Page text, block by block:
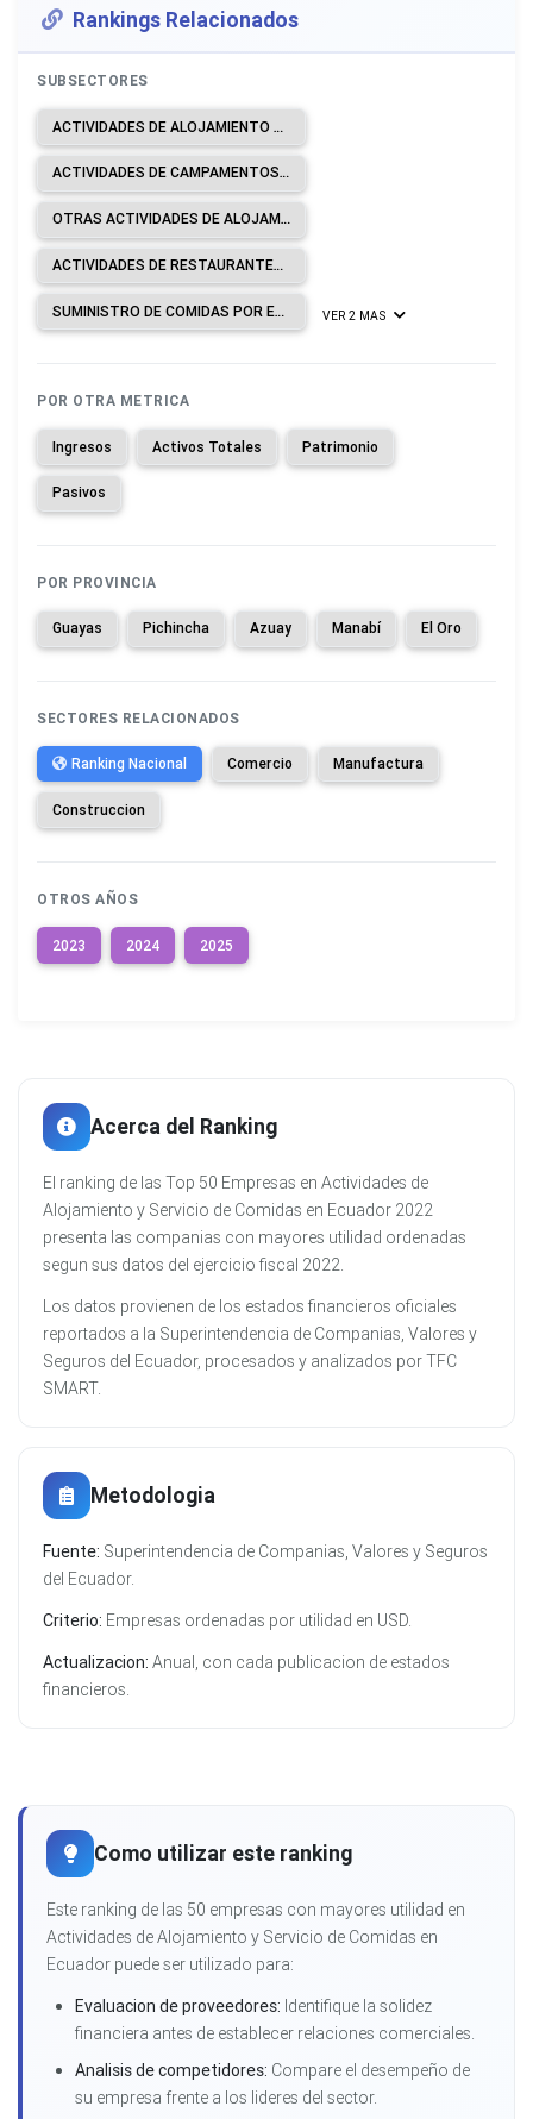
Rankings Relacionados
SUBSECTORES
ACTIVIDADES DE ALOJAMIENTO PARA ESTANCIAS CORTAS.
ACTIVIDADES DE CAMPAMENTOS, PARQUES DE VEHÍCULOS DE RECREO Y PARQUES DE CARAVANAS.
OTRAS ACTIVIDADES DE ALOJAMIENTO.
ACTIVIDADES DE RESTAURANTES Y DE SERVICIO MÓVIL DE COMIDAS.
SUMINISTRO DE COMIDAS POR ENCARGO. VER 2 MAS
POR OTRA METRICA
Ingresos Activos Totales Patrimonio
Pasivos
POR PROVINCIA
Guayas Pichincha Azuay Manabí El Oro
SECTORES RELACIONADOS
Ranking Nacional Comercio Manufactura
Construccion
OTROS AÑOS
2023 2024 2025
Acerca del Ranking
El ranking de las Top 50 Empresas en Actividades de
Alojamiento y Servicio de Comidas en Ecuador 2022
presenta las companias con mayores utilidad ordenadas
segun sus datos del ejercicio fiscal 2022.
Los datos provienen de los estados financieros oficiales
reportados a la Superintendencia de Companias, Valores y
Seguros del Ecuador, procesados y analizados por TFC
SMART.
Metodologia
Fuente: Superintendencia de Companias, Valores y Seguros
del Ecuador.
Criterio: Empresas ordenadas por utilidad en USD.
Actualizacion: Anual, con cada publicacion de estados
financieros.
Como utilizar este ranking
Este ranking de las 50 empresas con mayores utilidad en
Actividades de Alojamiento y Servicio de Comidas en
Ecuador puede ser utilizado para:
Evaluacion de proveedores: Identifique la solidez
financiera antes de establecer relaciones comerciales.
Analisis de competidores: Compare el desempeño de
su empresa frente a los lideres del sector.